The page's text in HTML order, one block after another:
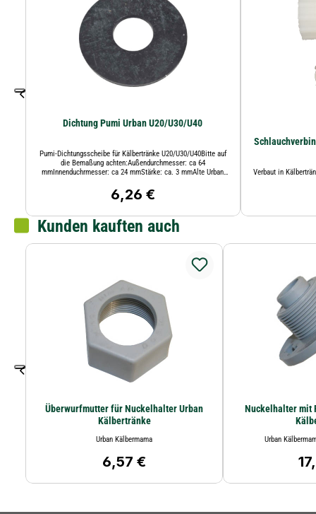
Dichtung Pumi Urban U20/U30/U40
Pumi-Dichtungsscheibe für Kälbertränke U20/U30/U40Bitte auf
die Bemaßung achten:Außendurchmesser: ca 64
mmInnenduchrmesser: ca 24 mmStärke: ca. 3 mmAlte Urban
Regulärer Preis:
6,26 €
Verbaut in
Kunden kauften auch
Überwurfmutter für Nuckelhalter Urban
Kälbertränke
Urban Kälbermama
Regulärer Preis:
6,57 €
Nuckelhalter mit Rohr
Urban